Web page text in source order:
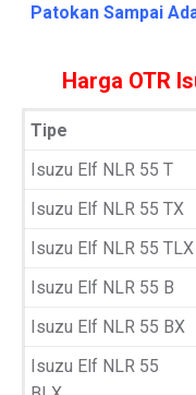
Patokan Sampai
Harga OTR
Tipe
Isuzu Elf NLR 55 T
Isuzu Elf NLR 55 TX
Isuzu Elf NLR 55 TLX
Isuzu Elf NLR 55 B
Isuzu Elf NLR 55 BX
Isuzu Elf NLR 55